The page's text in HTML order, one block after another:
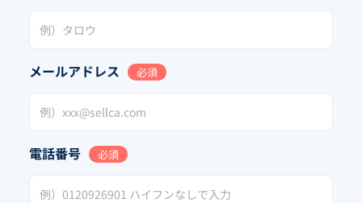
メールアドレス 必須
電話番号 必須